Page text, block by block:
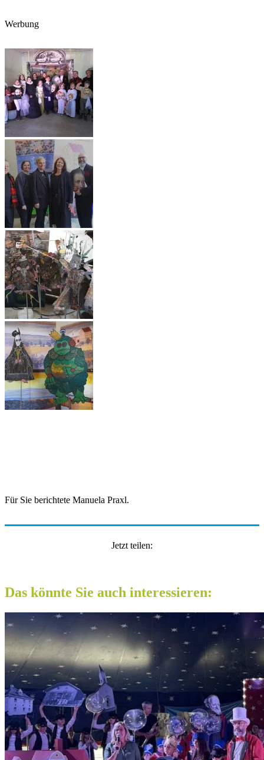
Werbung
Für Sie berichtete Manuela Praxl.
Jetzt teilen:
Das könnte Sie auch interessieren: